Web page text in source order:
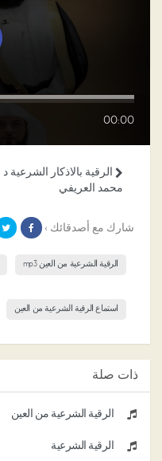
00:00
الرقية بالاذكار الشرعية د
محمد العريفي
شارك مع أصدقائك ›
الرقية الشرعية من العين mp3
استماع الرقية الشرعية من العين
ذات صلة
الرقية الشرعية من العين
الرقية الشرعية